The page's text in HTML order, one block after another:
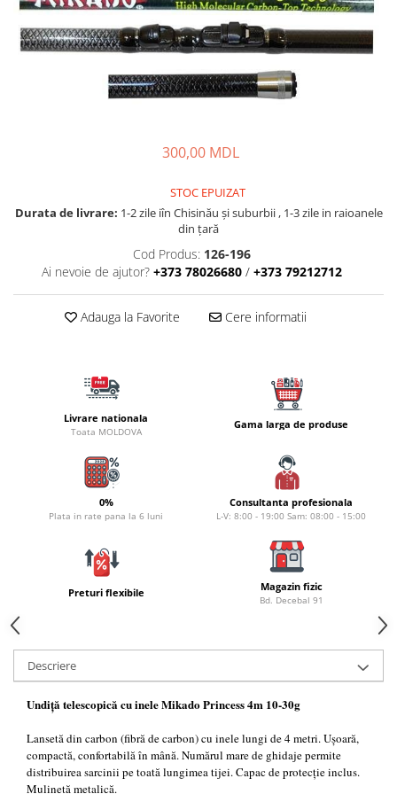
Plute si Indicatoare
Accesorii si instrumente
Nada, momeala, aditivi
Pescuit la rapitor
Lansete la rapitor
Mulinete la rapitor
Greutati la rapitor
Accesorii rapitor
Monturi rapitor
Forfaci la rapitor
Momeli la rapitor
Nada si momeala
Wafters
Pop-up
Momeala artificiala
Aditivi, arome, dipuri
Pescuit la copca
Bagajerie pescuit
300,00 MDL
STOC EPUIZAT
Durata de livrare: 1-2 zile iîn Chisinău şi suburbii , 1-3 zile in raioanele
din țară
Cod Produs: 126-196
Ai nevoie de ajutor? +373 78026680 / +373 79212712
Adauga la Favorite Cere informatii
Livrare nationala
Toata MOLDOVA
Gama larga de produse
0%
Plata in rate pana la 6 luni
Consultanta profesionala
L-V: 8:00 - 19:00 Sam: 08:00 - 15:00
Preturi flexibile Magazin fizic
Bd. Decebal 91
Descriere
Undiță telescopică cu inele Mikado Princess 4m 10-30g
Lansetă din carbon (fibră de carbon) cu inele lungi de 4 metri. Ușoară,
compactă, confortabilă în mână. Numărul mare de ghidaje permite
distribuirea sarcinii pe toată lungimea tijei. Capac de protecție inclus.
Mulinetă metalică.